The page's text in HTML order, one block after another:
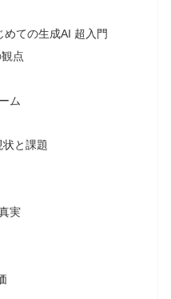
めての生成AI 超入門
点
ム
状と課題
実